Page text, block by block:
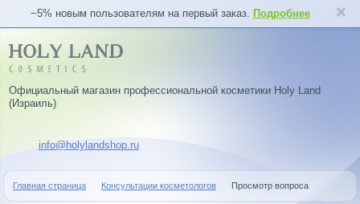
−5% новым пользователям на первый заказ. Подробнее
Официальный магазин профессиональной косметики Holy Land
(Израиль)
info@holylandshop.ru
Главная страница Консультации косметологов Просмотр вопроса